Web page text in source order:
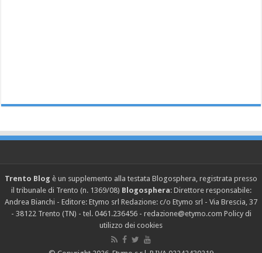
Trento Blog è un supplemento alla testata Blogosphera, registrata presso
il tribunale di Trento (n. 1369/08) Blogosphera: Direttore responsabile:
Andrea Bianchi - Editore: Etymo srl Redazione: c/o Etymo srl - Via Brescia, 37
- 38122 Trento (TN) - tel. 0461.236456 - redazione@etymo.com Policy di
utilizzo dei cookies